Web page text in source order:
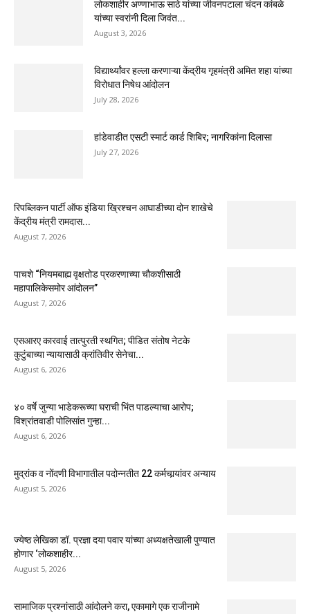
लोकशाहीर अण्णाभाऊ साठे यांच्या जीवनपटाला चंदन कांबळे
यांच्या स्वरांनी दिला जिवंत...
August 3, 2026
विद्यार्थ्यांवर हल्ला करणाऱ्या केंद्रीय गृहमंत्री अमित शहा यांच्या
विरोधात निषेध आंदोलन
July 28, 2026
हांडेवाडीत एसटी स्मार्ट कार्ड शिबिर; नागरिकांना दिलासा
July 27, 2026
रिपब्लिकन पार्टी ऑफ इंडिया ख्रिश्चन आघाडीच्या दोन शाखेचे
केंद्रीय मंत्री रामदास...
August 7, 2026
पाचशे “नियमबाह्य वृक्षतोड प्रकरणाच्या चौकशीसाठी
महापालिकेसमोर आंदोलन”
August 7, 2026
एसआरए कारवाई तात्पुरती स्थगित; पीडित संतोष नेटके
कुटुंबाच्या न्यायासाठी क्रांतिवीर सेनेचा...
August 6, 2026
४० वर्षे जुन्या भाडेकरूच्या घराची भिंत पाडल्याचा आरोप;
विश्रांतवाडी पोलिसांत गुन्हा...
August 6, 2026
मुद्रांक व नोंदणी विभागातील पदोन्नतीत 22 कर्मचार्‍यांवर अन्याय
August 5, 2026
ज्येष्ठ लेखिका डॉ. प्रज्ञा दया पवार यांच्या अध्यक्षतेखाली पुण्यात
होणार ‘लोकशाहीर...
August 5, 2026
सामाजिक प्रश्नांसाठी आंदोलने करा, एकामागे एक राजीनामे